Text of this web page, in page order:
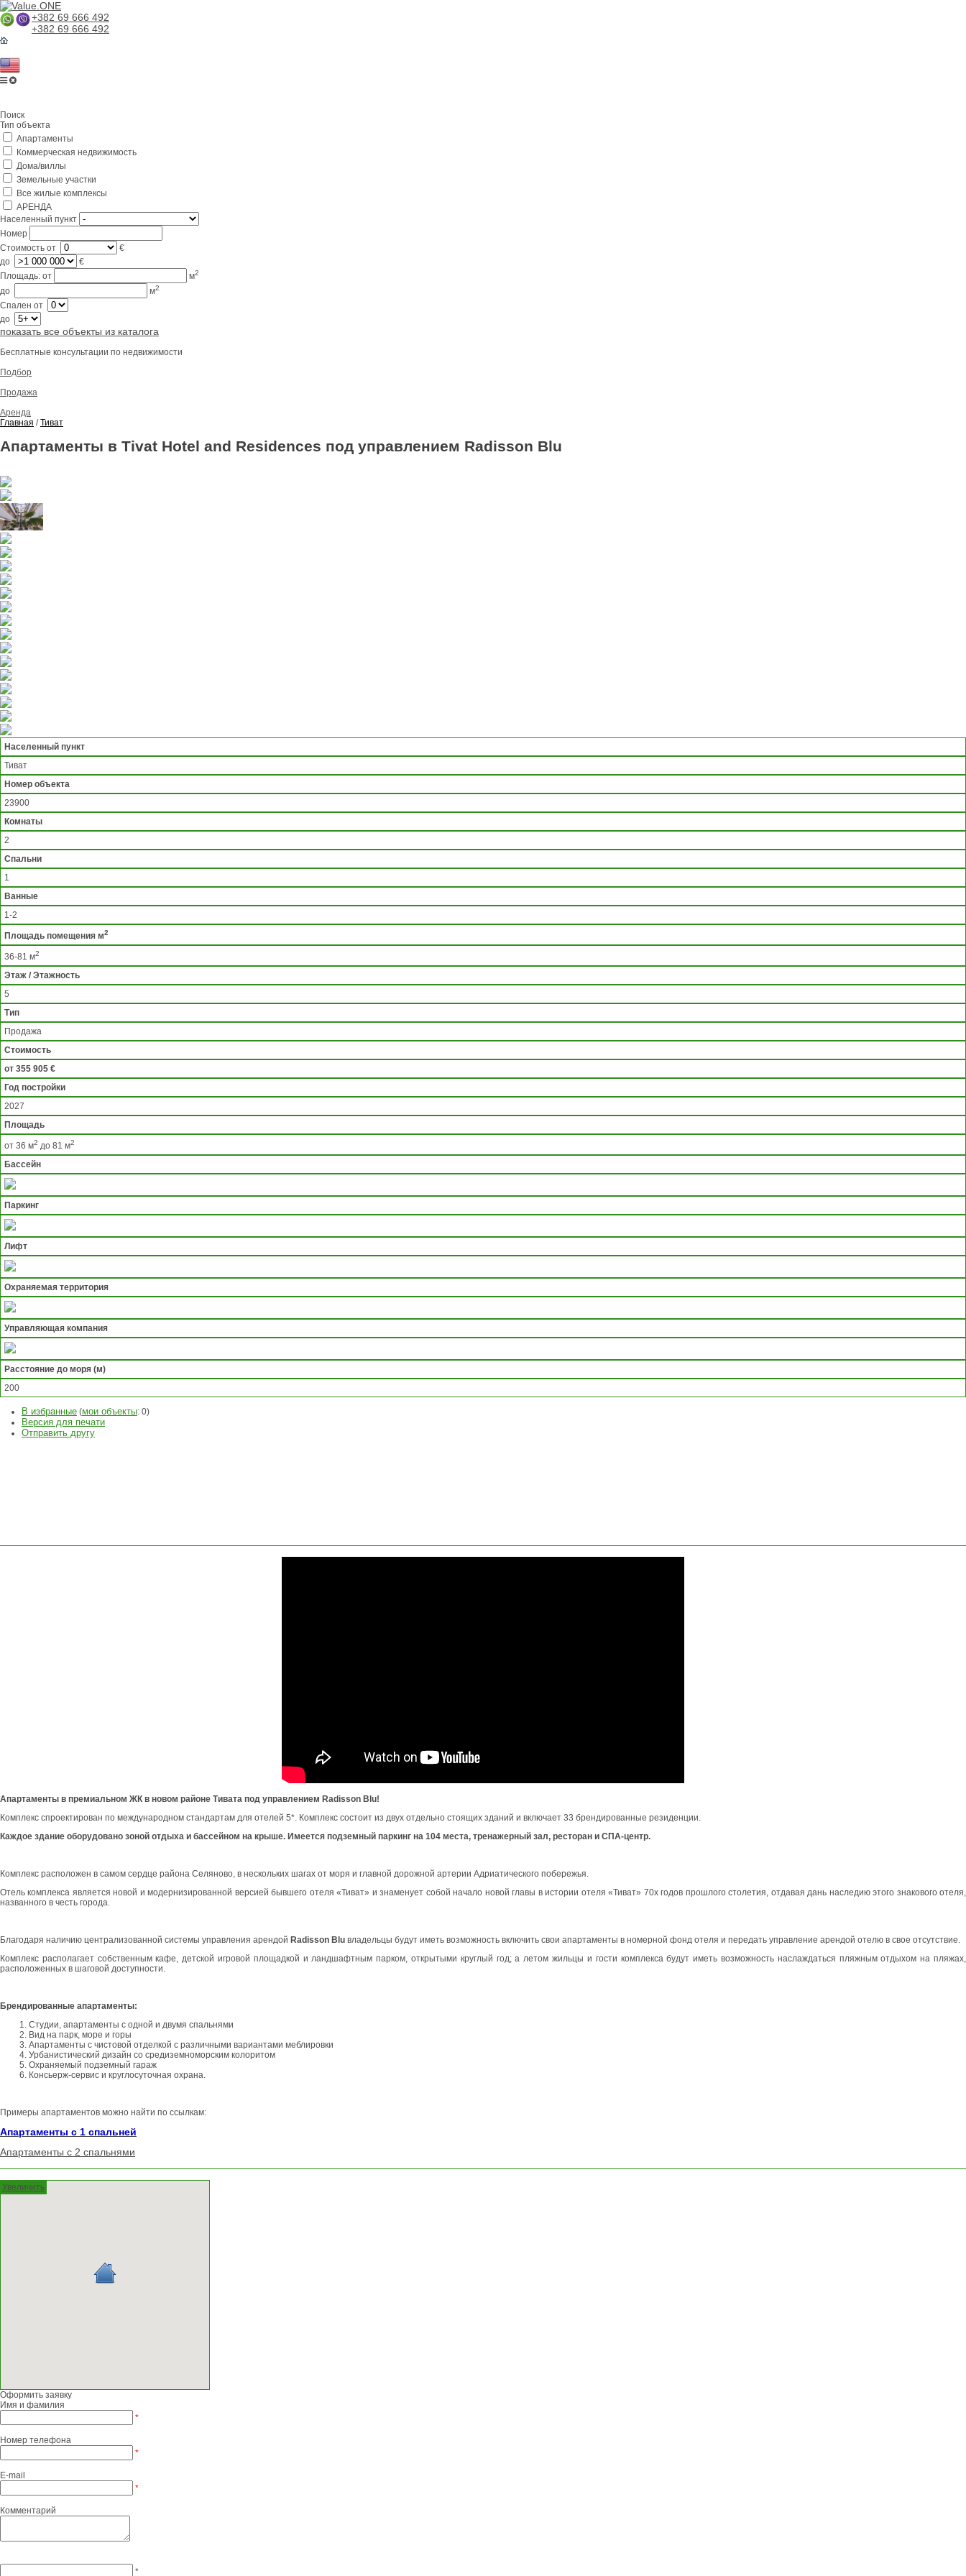
+382 69 666 492
+382 69 666 492
Поиск
Тип объекта
Апартаменты
Коммерческая недвижимость
Дома/виллы
Земельные участки
Все жилые комплексы
АРЕНДА
Населенный пункт
Номер
Стоимость от
€
до
€
Площадь: от м2
до м2
Спален от
до
показать все объекты из каталога
Бесплатные консультации по недвижимости
Подбор
Продажа
Аренда
Главная /Тиват
Апартаменты в Tivat Hotel and Residences под управлением Radisson Blu
Населенный пункт
Тиват
Номер объекта
23900
Комнаты
2
Спальни
1
Ванные
1-2
Площадь помещения м2
36-81 м2
Этаж / Этажность
5
Тип
Продажа
Стоимость
от 355 905 €
Год постройки
2027
Площадь
от 36 м2 до 81 м2
Бассейн
Паркинг
Лифт
Охраняемая территория
Управляющая компания
Расстояние до моря (м)
200
В избранные (мои объекты: 0)
Версия для печати
Отправить другу
Апартаменты в премиальном ЖК в новом районе Тивата под управлением Radisson Blu!
Комплекс спроектирован по международном стандартам для отелей 5*. Комплекс состоит из двух отдельно стоящих зданий и включает 33 брендированные резиденции.
Каждое здание оборудовано зоной отдыха и бассейном на крыше. Имеется подземный паркинг на 104 места, тренажерный зал, ресторан и СПА-центр.
Комплекс расположен в самом сердце района Селяново, в нескольких шагах от моря и главной дорожной артерии Адриатического побережья.
Отель комплекса является новой и модернизированной версией бывшего отеля «Тиват» и знаменует собой начало новой главы в истории отеля «Тиват» 70х годов прошлого столетия, отдавая дань наследию этого знакового отеля,
названного в честь города.
Благодаря наличию централизованной системы управления арендой Radisson Blu владельцы будут иметь возможность включить свои апартаменты в номерной фонд отеля и передать управление арендой отелю в свое отсутствие.
Комплекс располагает собственным кафе, детской игровой площадкой и ландшафтным парком, открытыми круглый год; а летом жильцы и гости комплекса будут иметь возможность наслаждаться пляжным отдыхом на пляжах,
расположенных в шаговой доступности.
Брендированные апартаменты:
Студии, апартаменты с одной и двумя спальнями
Вид на парк, море и горы
Апартаменты с чистовой отделкой с различными вариантами меблировки
Урбанистический дизайн со средиземноморским колоритом
Охраняемый подземный гараж
Консьерж-сервис и круглосуточная охрана.
Примеры апартаментов можно найти по ссылкам:
Апартаменты с 1 спальней
Апартаменты с 2 спальнями
Увеличить
Оформить заявку
Имя и фамилия
*
Номер телефона
*
E-mail
*
Комментарий
*